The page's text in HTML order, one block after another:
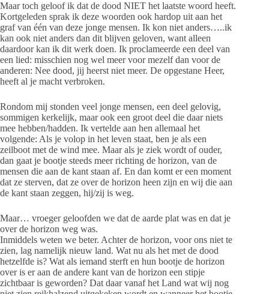
Maar toch geloof ik dat de dood NIET het laatste woord heeft.
Kortgeleden sprak ik deze woorden ook hardop uit aan het
graf van één van deze jonge mensen. Ik kon niet anders…..ik
kan ook niet anders dan dit blijven geloven, want alleen
daardoor kan ik dit werk doen. Ik proclameerde een deel van
een lied: misschien nog wel meer voor mezelf dan voor de
anderen: Nee dood, jij heerst niet meer. De opgestane Heer,
heeft al je macht verbroken.
Rondom mij stonden veel jonge mensen, een deel gelovig,
sommigen kerkelijk, maar ook een groot deel die daar niets
mee hebben/hadden. Ik vertelde aan hen allemaal het
volgende: Als je volop in het leven staat, ben je als een
zeilboot met de wind mee. Maar als je ziek wordt of ouder,
dan gaat je bootje steeds meer richting de horizon, van de
mensen die aan de kant staan af. En dan komt er een moment
dat ze sterven, dat ze over de horizon heen zijn en wij die aan
de kant staan zeggen, hij/zij is weg.
Maar… vroeger geloofden we dat de aarde plat was en dat je
over de horizon weg was.
Inmiddels weten we beter. Achter de horizon, voor ons niet te
zien, lag namelijk nieuw land. Wat nu als het met de dood
hetzelfde is? Wat als iemand sterft en hun bootje de horizon
over is er aan de andere kant van de horizon een stipje
zichtbaar is geworden? Dat daar vanaf het Land wat wij nog